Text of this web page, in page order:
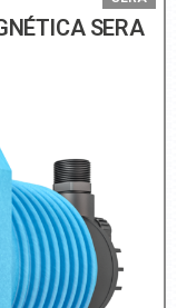
SERA